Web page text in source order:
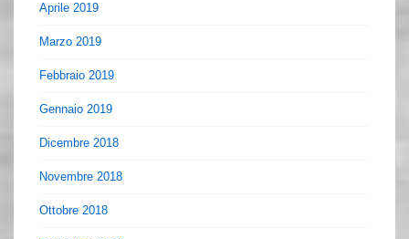
Aprile 2019
Marzo 2019
Febbraio 2019
Gennaio 2019
Dicembre 2018
Novembre 2018
Ottobre 2018